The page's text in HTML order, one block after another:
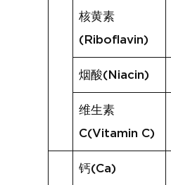
核黄素
(Riboflavin)
烟酸(Niacin)
维生素
C(Vitamin C)
钙(Ca)